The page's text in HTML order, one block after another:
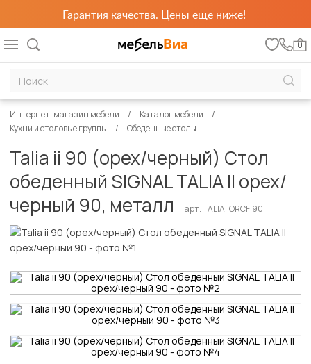
Гарантия качества. Цены еще ниже!
0
Интернет-магазин мебели
Каталог мебели
Кухни и столовые группы
Обеденные столы
Talia ii 90 (орех/черный) Стол
обеденный SIGNAL TALIA II орех/
черный 90, металл
арт. TALIAIIORCFI90